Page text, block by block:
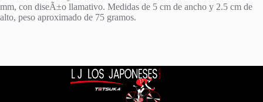
mm, con diseÃ±o llamativo. Medidas de 5 cm de ancho y 2.5 cm de
alto, peso aproximado de 75 gramos.